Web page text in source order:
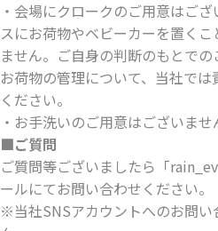
・会場にクロークのご用意はご
スにお荷物やベビーカーを置く
ません。ご自身の判断のもとでの
お荷物の管理について、当社で
ください。
・お手洗いのご用意はございませ
■ご質問
ご質問等ございましたら「
ールにてお問い合わせください。
※当社SNSアカウントへのお問